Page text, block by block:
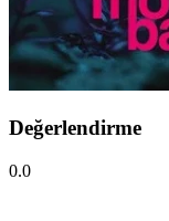
Değerlendirme
0.0